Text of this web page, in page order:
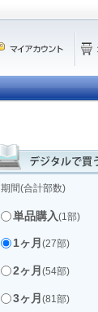
期間(合計部数)
単品購入(1部)
1ヶ月 (27部)
2ヶ月 (54部)
3ヶ月 (81部)